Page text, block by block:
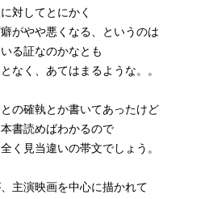
対してとにかく
がやや悪くなる、というのは
る証なのかなとも
なく、あてはまるような。。
の確執とか書いてあったけど
書読めばわかるので
く見当違いの帯文でしょう。
主演映画を中心に描かれて